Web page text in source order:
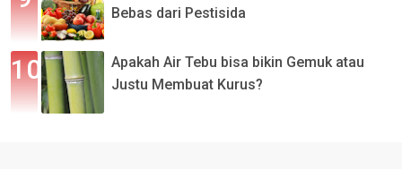
Bebas dari Pestisida
Apakah Air Tebu bisa bikin Gemuk atau
Justu Membuat Kurus?